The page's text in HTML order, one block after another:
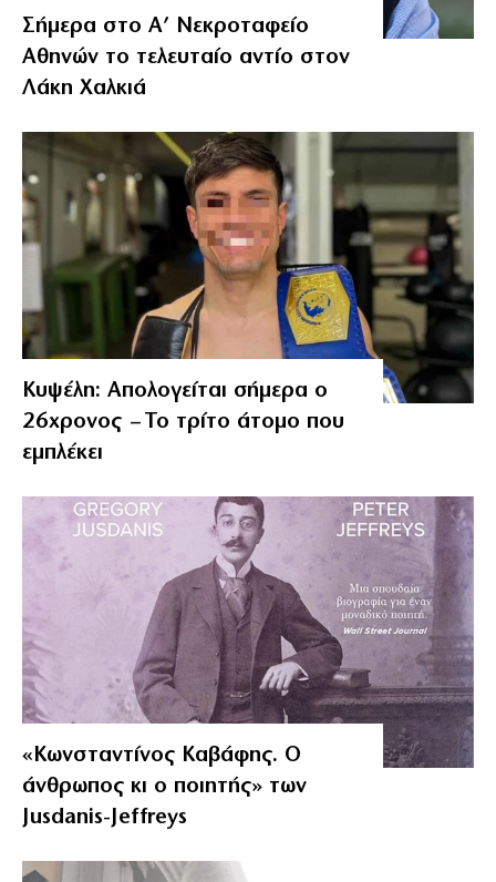
Σήμερα στο Α’ Νεκροταφείο
Αθηνών το τελευταίο αντίο στον
Λάκη Χαλκιά
Κυψέλη: Απολογείται σήμερα ο
26χρονος – Το τρίτο άτομο που
εμπλέκει
«Κωνσταντίνος Καβάφης. Ο
άνθρωπος κι ο ποιητής» των
Jusdanis-Jeffreys